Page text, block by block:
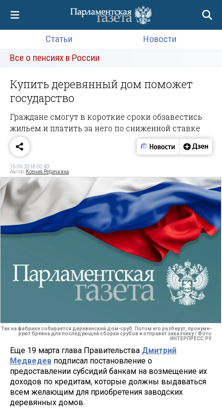
Статьи
Новости
Все о пенсиях в России
Купить деревянный дом поможет
государство
Граждане смогут в короткие сроки обзавестись
жильем и платить за него по сниженной ставке
15.09.2018 00:43
Автор: Ксения Редичкина
Так на фабрике собирается деревенский дом-сруб. Потом его разберут, пронуме-
руют бревна для последующей сборки срубов и отправят заказчику / Фото
ИНТЕРПРЕСС.РУ
Еще 19 марта глава Правительства Дмитрий
Медведев подписал постановление о
предоставлении субсидий банкам на возмещение их
доходов по кредитам, которые должны выдаваться
всем желающим для приобретения заводских
деревянных домов.